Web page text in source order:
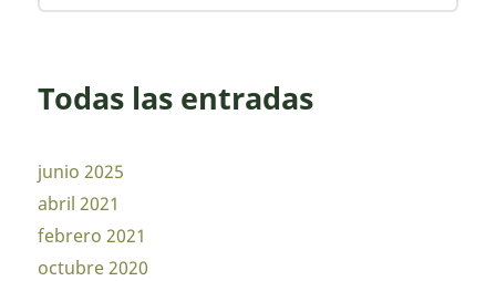
Todas las entradas
junio 2025
abril 2021
febrero 2021
octubre 2020